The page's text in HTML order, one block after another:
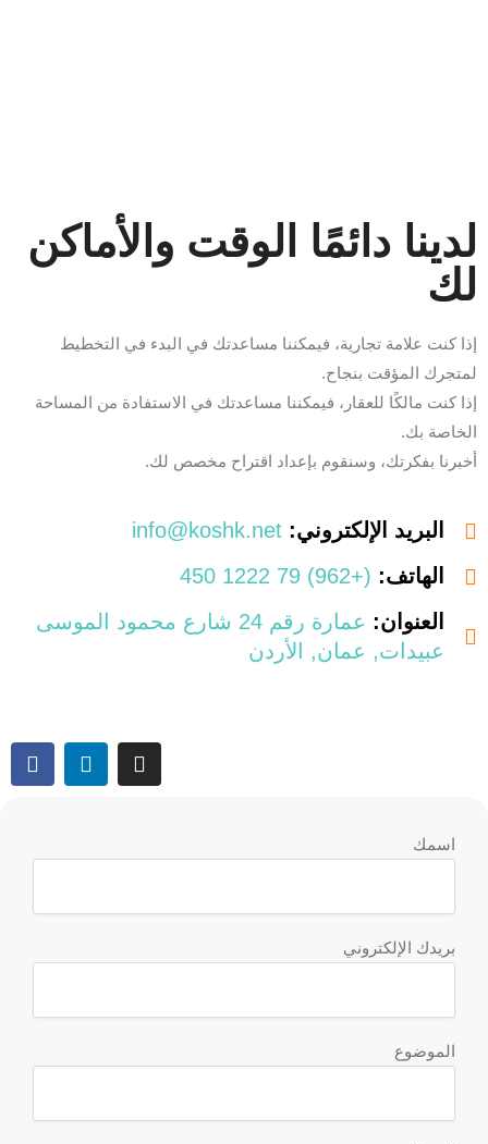
لدينا دائمًا الوقت والأماكن
لك
إذا كنت علامة تجارية، فيمكننا مساعدتك في البدء في التخطيط
لمتجرك المؤقت بنجاح.
إذا كنت مالكًا للعقار، فيمكننا مساعدتك في الاستفادة من المساحة
الخاصة بك.
أخبرنا بفكرتك، وسنقوم بإعداد اقتراح مخصص لك.
البريد الإلكتروني: info@koshk.net
الهاتف: (+962) 79 1222 450
العنوان:
عمارة رقم 24 شارع محمود الموسى
عبيدات, عمان, الأردن
اسمك
بريدك الإلكتروني
الموضوع